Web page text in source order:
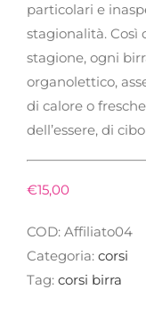
particolari e
stagionalità. Così
stagione, ogni
organolettico,
di calore o
dell’essere, di
€15,00
COD: Affiliato04
Categoria: corsi
Tag: corsi birra